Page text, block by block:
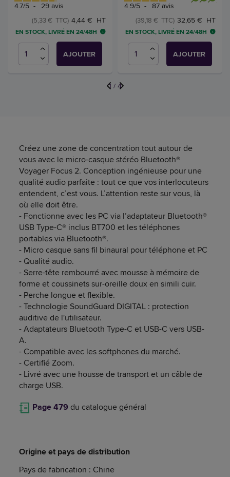
4.7/5 - 29 avis
4,44 € HT
(5,33 € TTC)
EN STOCK, LIVRÉ EN 24/48H
AJOUTER
4.9/5 - 87 avis
32,65 € HT
(39,18 € TTC)
EN STOCK, LIVRÉ EN 24/48H
AJOUTER
1 / 4
Créez une zone de concentration tout autour de
vous avec le micro-casque stéréo Bluetooth®
Voyager Focus 2. Conception ingénieuse pour une
qualité audio parfaite : tout ce que vos interlocuteurs
entendent, c’est vous. L’attention reste sur vous, là
où elle doit être.
- Fonctionne avec les PC via l’adaptateur Bluetooth®
USB Type-C® inclus BT700 et les téléphones
portables via Bluetooth®.
- Micro casque sans fil binaural pour téléphone et PC
- Qualité audio.
- Serre-tête rembourré avec mousse à mémoire de
forme et coussinets sur-oreille doux en simili cuir.
- Perche longue et flexible.
- Technologie SoundGuard DIGITAL : protection
auditive de l'utilisateur.
- Adaptateurs Bluetooth Type-C et USB-C vers USB-
A.
- Compatible avec les softphones du marché.
- Certifié Zoom.
- Livré avec une housse de transport et un câble de
charge USB.
Page 479 du catalogue général
Origine et pays de distribution
Pays de fabrication : Chine